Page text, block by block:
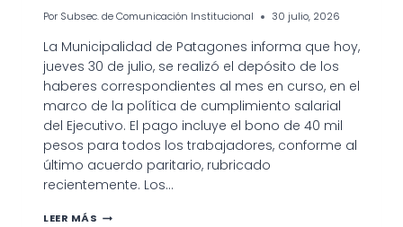
Por Subsec. de Comunicación Institucional 30 julio, 2026
La Municipalidad de Patagones informa que hoy,
jueves 30 de julio, se realizó el depósito de los
haberes correspondientes al mes en curso, en el
marco de la política de cumplimiento salarial
del Ejecutivo. El pago incluye el bono de 40 mil
pesos para todos los trabajadores, conforme al
último acuerdo paritario, rubricado
recientemente. Los…
LEER MÁS SE